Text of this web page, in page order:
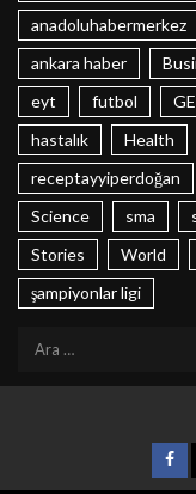
anadoluhabermerkez
ankara haber
eyt
futbol
hastalık
Health
receptayyiperdoğan
Science
sma
Stories
World
şampiyonlar ligi